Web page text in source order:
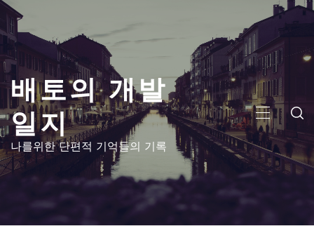
콘
츠
로
건
뛰
기
배토의 개발
일지
나를위한 단편적 기억들의 기록
주
메
뉴